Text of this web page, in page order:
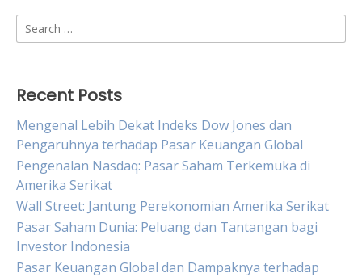
Search
for:
Recent Posts
Mengenal Lebih Dekat Indeks Dow Jones dan
Pengaruhnya terhadap Pasar Keuangan Global
Pengenalan Nasdaq: Pasar Saham Terkemuka di
Amerika Serikat
Wall Street: Jantung Perekonomian Amerika Serikat
Pasar Saham Dunia: Peluang dan Tantangan bagi
Investor Indonesia
Pasar Keuangan Global dan Dampaknya terhadap